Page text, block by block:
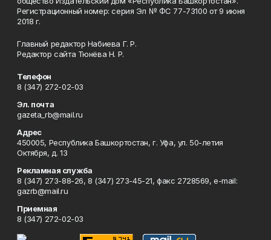
Регистрационный номер: серия Эл № ФС 77-73100 от 9 июня
2018 г.
Главный редактор Набиева Г. Р.
Редактор сайта Тюнёва Н. Р.
Телефон
8 (347) 272-02-03
Эл. почта
gazeta_rb@mail.ru
Адрес
450005, Республика Башкортостан, г. Уфа, ул. 50-летия
Октября, д. 13
Рекламная служба
8 (347) 273-88-26, 8 (347) 273-45-21, факс 2728569, e-mail:
gazrb@mail.ru
Приемная
8 (347) 272-02-03